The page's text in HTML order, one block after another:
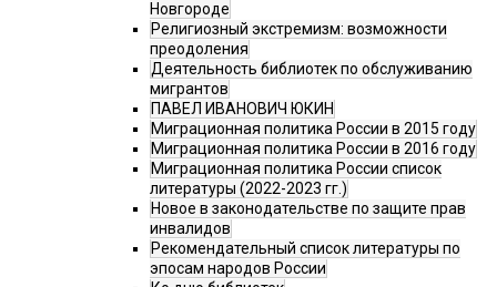
Новгороде
Религиозный экстремизм: возможности
преодоления
Деятельность библиотек по обслуживанию
мигрантов
ПАВЕЛ ИВАНОВИЧ ЮКИН
Миграционная политика России в 2015 году
Миграционная политика России в 2016 году
Миграционная политика России список
литературы (2022-2023 гг.)
Новое в законодательстве по защите прав
инвалидов
Рекомендательный список литературы по
эпосам народов России